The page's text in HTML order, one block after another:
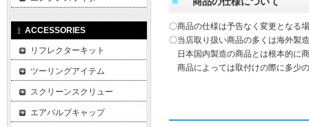
〇商品の仕様は予告なく変更となる
〇当店取り扱い商品の多くは海外製
日本国内製造の商品とは根本的に
商品によっては取付けの際に多少
ACCESSORIES
リフレクターキット
ツーリングアイテム
スクリーンスクリュー
エアバルブキャップ